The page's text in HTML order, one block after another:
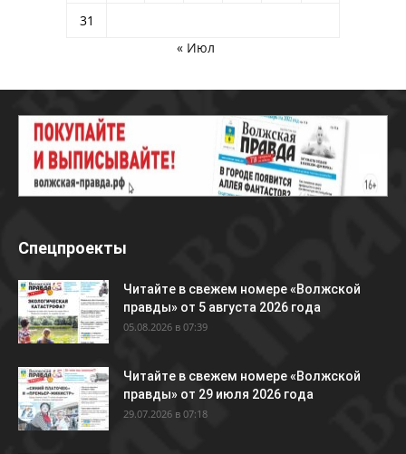
31
« Июл
Спецпроекты
Читайте в свежем номере «Волжской
правды» от 5 августа 2026 года
05.08.2026 в 07:39
Читайте в свежем номере «Волжской
правды» от 29 июля 2026 года
29.07.2026 в 07:18